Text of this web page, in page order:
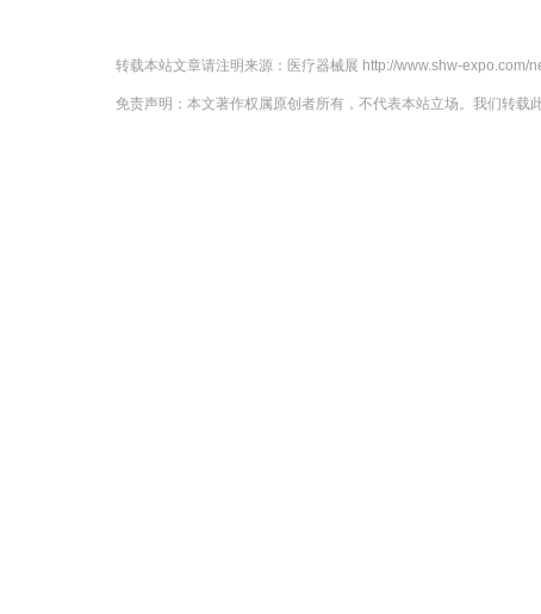
转载本站文章请注明来源： 医疗器械展 http://www.shw-expo.com/
免责声明：本文著作权属原创者所有，不代表本站立场。我们转载